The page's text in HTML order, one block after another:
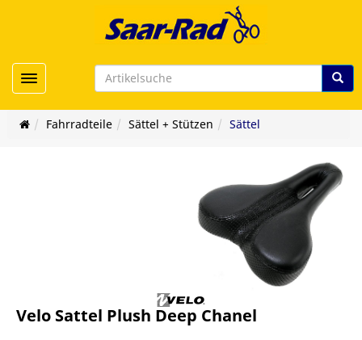
Toggle navigation
Fahrradteile Sättel + Stützen Sättel
Velo Sattel Plush Deep Chanel